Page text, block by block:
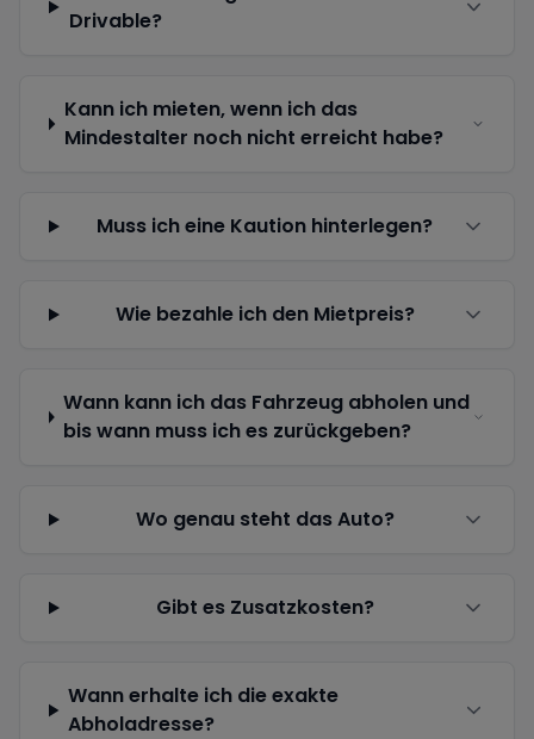
Drivable?
Kann ich mieten, wenn ich das
Mindestalter noch nicht erreicht habe?
Muss ich eine Kaution hinterlegen?
Wie bezahle ich den Mietpreis?
Wann kann ich das Fahrzeug abholen und
bis wann muss ich es zurückgeben?
Wo genau steht das Auto?
Gibt es Zusatzkosten?
Wann erhalte ich die exakte
Abholadresse?